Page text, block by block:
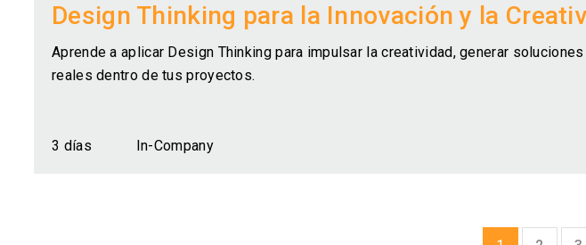
Design Thinking para la Innovación y la
Aprende a aplicar Design Thinking para impulsar la creatividad, generar
reales dentro de tus proyectos.
3 días In-Company